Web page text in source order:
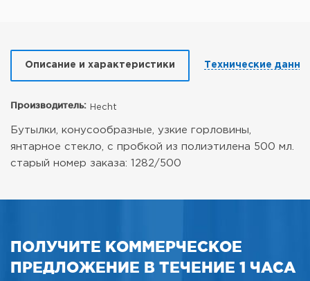
Описание и характеристики Технические
Производитель: Hecht
Бутылки, конусообразные, узкие горловины,
янтарное стекло, с пробкой из полиэтилена 500 мл.
старый номер заказа: 1282/500
ПОЛУЧИТЕ КОММЕРЧЕСКОЕ
ПРЕДЛОЖЕНИЕ В ТЕЧЕНИЕ 1 ЧАСА